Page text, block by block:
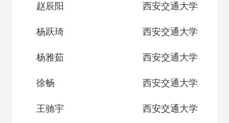
赵辰阳 西安交通大学
杨跃琦 西安交通大学
杨雅茹 西安交通大学
徐畅 西安交通大学
王驰宇 西安交通大学